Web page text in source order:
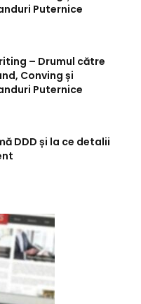
Puternice
– Drumul către
Conving și
Puternice
DDD și la ce detalii